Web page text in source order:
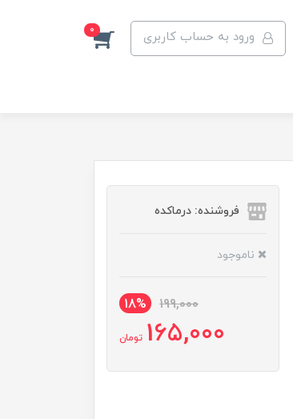
ورود به حساب کاربری 0
فروشنده: درماکده
ناموجود
199,000
18%
165,000 تومان